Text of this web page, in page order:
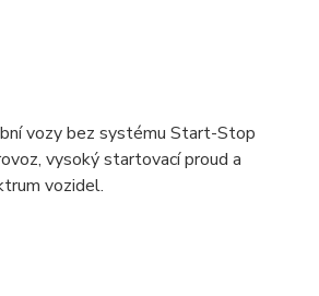
vozy bez systému Start-Stop
vysoký startovací proud a
vozidel.